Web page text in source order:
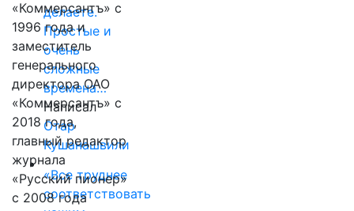
делаете.
Простые и
очень
сложные
времена…
Написал
Отар
Кушанашвили
«Все труднее
соответствовать
«Коммерсантъ» с
1996 года и
заместитель
генерального
директора ОАО
«Коммерсантъ» с
2018 года,
главный редактор
журнала
«Русский пионер»
с 2008 года